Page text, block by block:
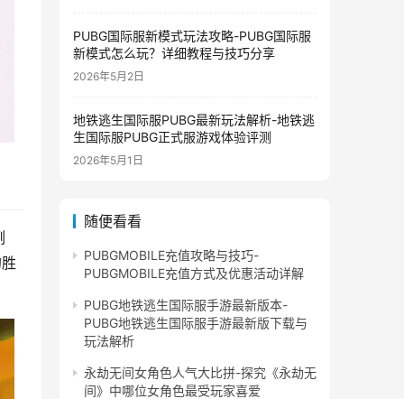
PUBG国际服新模式玩法攻略-PUBG国际服
新模式怎么玩？详细教程与技巧分享
2026年5月2日
地铁逃生国际服PUBG最新玩法解析-地铁逃
生国际服PUBG正式服游戏体验评测
2026年5月1日
随便看看
PUBGMOBILE充值攻略与技巧-
PUBGMOBILE充值方式及优惠活动详解
PUBG地铁逃生国际服手游最新版本-
PUBG地铁逃生国际服手游最新版下载与
玩法解析
永劫无间女角色人气大比拼-探究《永劫无
间》中哪位女角色最受玩家喜爱